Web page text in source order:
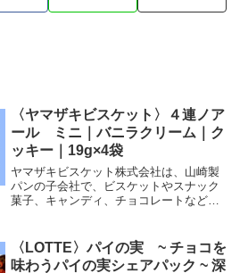
〈ヤマザキビスケット〉４連ノア
ール ミニ｜バニラクリーム｜ク
ッキー｜19g×4袋
ヤマザキビスケット株式会社は、山崎製
パンの子会社で、ビスケットやスナック
菓子、キャンディ、チョコレートなどを
キナビスコから社名変更しました。「チ
ップスター」や「ピコラ」などのロング
〈LOTTE〉パイの実 ~ チョコを
味わうパイの実シェアパック ~ 深